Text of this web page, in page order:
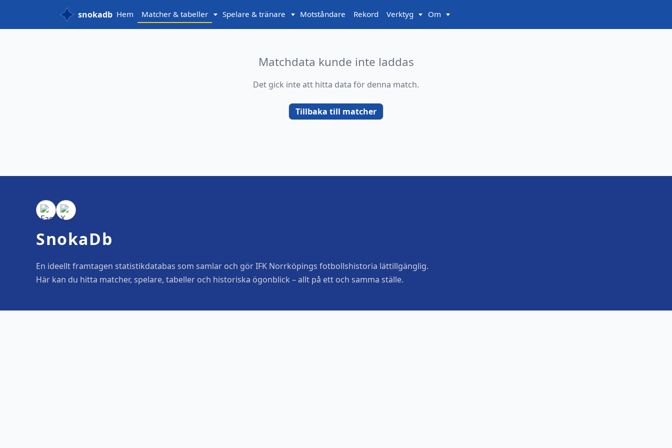
snokadb Hem Matcher & tabeller Spelare & tränare Motståndare Rekord Verktyg Om
Matchdata kunde inte laddas
Det gick inte att hitta data för denna match.
Tillbaka till matcher
SnokaDb
En ideellt framtagen statistikdatabas som samlar och gör IFK Norrköpings fotbollshistoria lättillgänglig.
Här kan du hitta matcher, spelare, tabeller och historiska ögonblick – allt på ett och samma ställe.